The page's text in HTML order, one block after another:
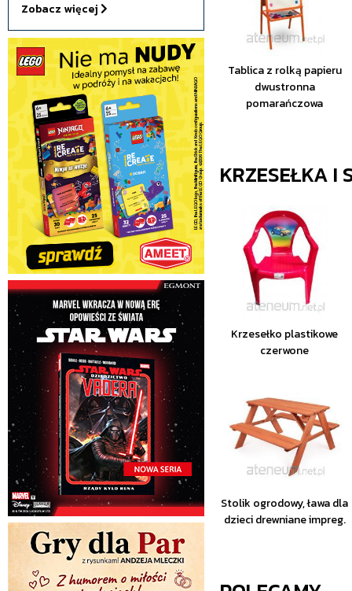
Zobacz więcej
Tablica z rolką papieru
dwustronna
pomarańczowa
KRZESEŁKA I
Krzesełko plastikowe
czerwone
Stolik ogrodowy, ława dla
dzieci drewniane impreg.